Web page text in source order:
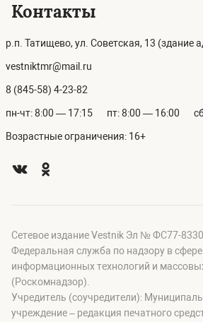
Контакты
р.п. Татищево, ул. Советская, 13 (здание
vestniktmr@mail.ru
8 (845-58) 4-23-82
пн-чт: 8:00 — 17:15 пт: 8:00 — 16:00
Возрастные ограничения: 16+
Сетевое издание Vestnik Эл № ФС77-
Федеральная служба по надзору в сфере
информационных технологий и
(Роскомнадзор).
Учредитель (соучредители):
учреждение – редакция печатного